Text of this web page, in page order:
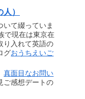
）
いて綴っていま
で現在は東京在
り入れて英語の
グおうちえいご
真面目なお問い
ご感想デートの